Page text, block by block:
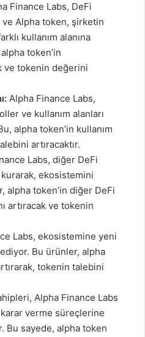
Finance Labs, DeFi
Alpha token, şirketin
kullanım alanına
token’in
ve tokenin değerini
Alpha Finance Labs,
ve kullanım alanları
alpha token’in kullanım
artıracaktır.
Labs, diğer DeFi
ekosistemini
alpha token’in diğer DeFi
artıracak ve tokenin
Labs, ekosistemine yeni
Bu ürünler, alpha
tokenin talebini
Alpha Finance Labs
verme süreçlerine
Bu sayede, alpha token